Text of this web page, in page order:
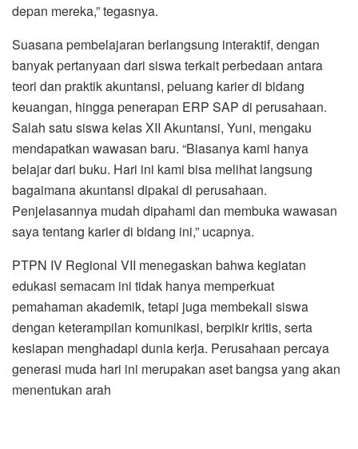
depan mereka,” tegasnya.
Suasana pembelajaran berlangsung interaktif, dengan
banyak pertanyaan dari siswa terkait perbedaan antara
teori dan praktik akuntansi, peluang karier di bidang
keuangan, hingga penerapan ERP SAP di perusahaan.
Salah satu siswa kelas XII Akuntansi, Yuni, mengaku
mendapatkan wawasan baru. “Biasanya kami hanya
belajar dari buku. Hari ini kami bisa melihat langsung
bagaimana akuntansi dipakai di perusahaan.
Penjelasannya mudah dipahami dan membuka wawasan
saya tentang karier di bidang ini,” ucapnya.
PTPN IV Regional VII menegaskan bahwa kegiatan
edukasi semacam ini tidak hanya memperkuat
pemahaman akademik, tetapi juga membekali siswa
dengan keterampilan komunikasi, berpikir kritis, serta
kesiapan menghadapi dunia kerja. Perusahaan percaya
generasi muda hari ini merupakan aset bangsa yang akan
menentukan arah